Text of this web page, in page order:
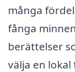
många
fånga
berättelser
välja en